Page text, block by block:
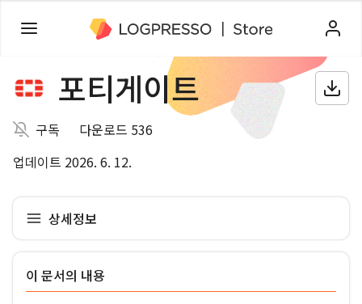
포티게이트
구독
다운로드 536
업데이트 2026. 6. 12.
상세정보
이 문서의 내용